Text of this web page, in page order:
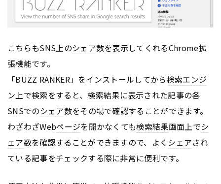
こちらもSNS上のシェア数を表示してくれるChrome拡
張機能です。
「BUZZ RANKER」をインストールしてから検索エンジ
ン上で検索をすると、検索結果に表示された記事の各
SNSでのシェア数をその場で確認することができます。
わざわざWebページを開かなくても検索結果画面上でシ
ェア数を確認することができますので、よく シェアされ
ている記事をチェックする際に非常に便利です。